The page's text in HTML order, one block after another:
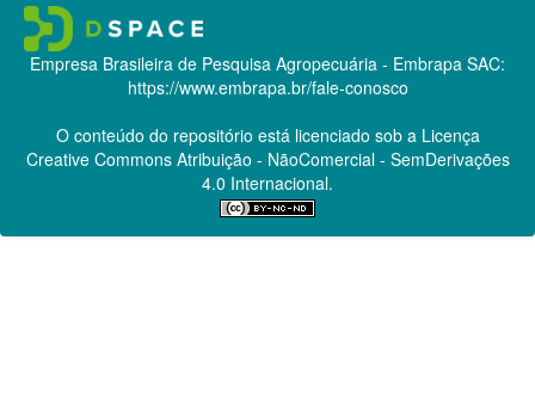
Empresa Brasileira de Pesquisa Agropecuária - Embrapa SAC:
https://www.embrapa.br/fale-conosco
O conteúdo do repositório está licenciado sob a Licença
Creative CommonsAtribuição - NãoComercial - SemDerivações
4.0 Internacional.